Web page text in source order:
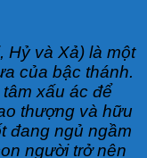
Hỷ và Xả) là một
của bậc thánh.
xấu ác để
thượng và hữu
đang ngủ ngầm
người trở nên